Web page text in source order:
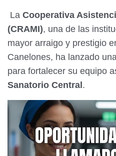
La Cooperativa
(CRAMI), una de las
mayor arraigo y prestigio
Canelones, ha lanzado
para fortalecer su equipo
Sanatorio Central .